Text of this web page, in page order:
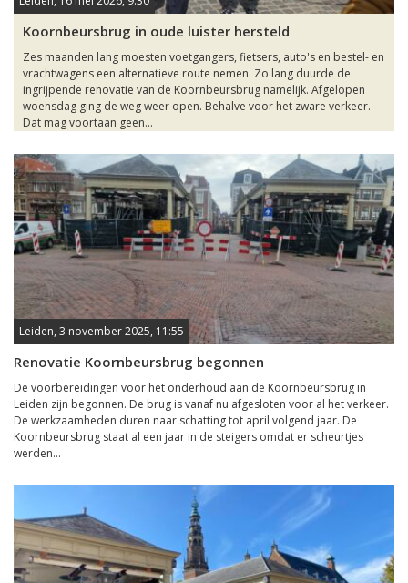
Koornbeursbrug in oude luister hersteld
Zes maanden lang moesten voetgangers, fietsers, auto's en bestel- en
vrachtwagens een alternatieve route nemen. Zo lang duurde de
ingrijpende renovatie van de Koornbeursbrug namelijk. Afgelopen
woensdag ging de weg weer open. Behalve voor het zware verkeer.
Dat mag voortaan geen...
Leiden, 3 november 2025, 11:55
Renovatie Koornbeursbrug begonnen
De voorbereidingen voor het onderhoud aan de Koornbeursbrug in
Leiden zijn begonnen. De brug is vanaf nu afgesloten voor al het verkeer.
De werkzaamheden duren naar schatting tot april volgend jaar. De
Koornbeursbrug staat al een jaar in de steigers omdat er scheurtjes
werden...